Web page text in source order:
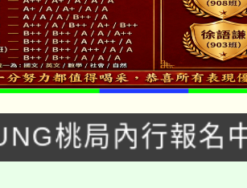
祭」8/29、30在
登場!
午1時於龍潭區
動。
桃局內行報名
。
至27日，桃園電